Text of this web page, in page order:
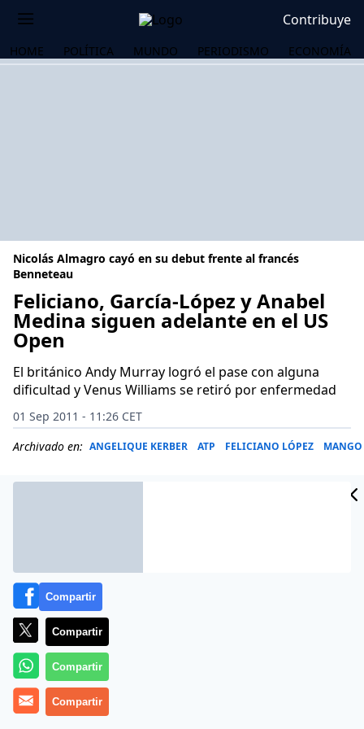
Contribuye
HOME POLÍTICA MUNDO PERIODISMO ECONOMÍA
Nicolás Almagro cayó en su debut frente al francés
Benneteau
Feliciano, García-López y Anabel
Medina siguen adelante en el US
Open
El británico Andy Murray logró el pase con alguna
dificultad y Venus Williams se retiró por enfermedad
01 Sep 2011 - 11:26 CET
Archivado en: ANGELIQUE KERBER ATP FELICIANO LÓPEZ MANGO
Los tenistas españoles Feliciano López, Guillermo
Compartir
Compartir
Compartir
Compartir